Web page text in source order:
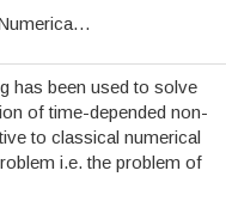
has been used to solve
of time-depended non-
to classical numerical
i.e. the problem of